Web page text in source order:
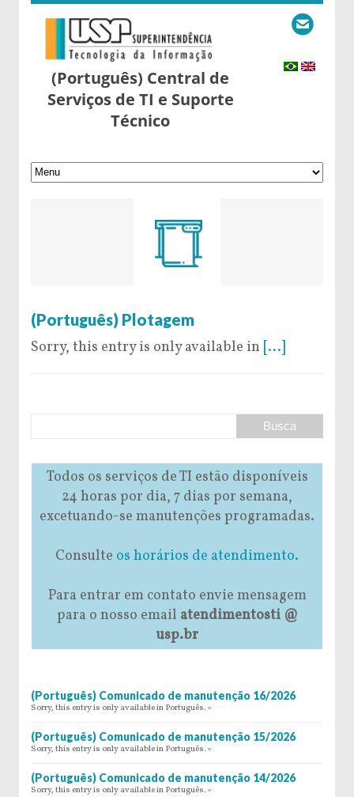
(Português) Central de
Serviços de TI e Suporte
Técnico
(Português) Plotagem
Sorry, this entry is only available in [...]
Todos os serviços de TI estão disponíveis
24 horas por dia, 7 dias por semana,
excetuando-se manutenções programadas.
Consulte os horários de atendimento.
Para entrar em contato envie mensagem
para o nosso email atendimentosti @
usp.br
(Português) Comunicado de manutenção 16/2026
Sorry, this entry is only available in Português. »
(Português) Comunicado de manutenção 15/2026
Sorry, this entry is only available in Português. »
(Português) Comunicado de manutenção 14/2026
Sorry, this entry is only available in Português. »